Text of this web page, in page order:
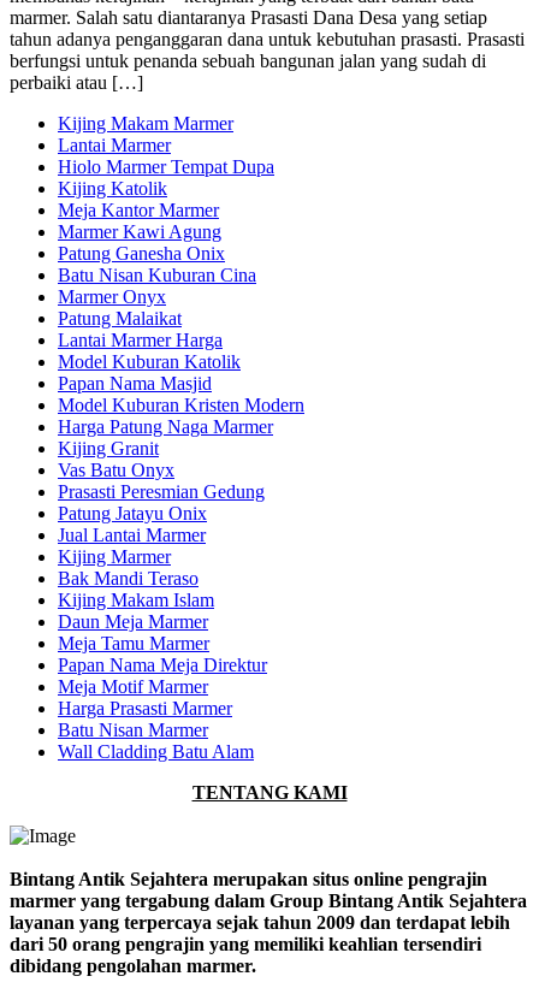
marmer. Salah satu diantaranya Prasasti Dana Desa yang setiap
tahun adanya penganggaran dana untuk kebutuhan prasasti. Prasasti
berfungsi untuk penanda sebuah bangunan jalan yang sudah di
perbaiki atau […]
Kijing Makam Marmer
Lantai Marmer
Hiolo Marmer Tempat Dupa
Kijing Katolik
Meja Kantor Marmer
Marmer Kawi Agung
Patung Ganesha Onix
Batu Nisan Kuburan Cina
Marmer Onyx
Patung Malaikat
Lantai Marmer Harga
Model Kuburan Katolik
Papan Nama Masjid
Model Kuburan Kristen Modern
Harga Patung Naga Marmer
Kijing Granit
Vas Batu Onyx
Prasasti Peresmian Gedung
Patung Jatayu Onix
Jual Lantai Marmer
Kijing Marmer
Bak Mandi Teraso
Kijing Makam Islam
Daun Meja Marmer
Meja Tamu Marmer
Papan Nama Meja Direktur
Meja Motif Marmer
Harga Prasasti Marmer
Batu Nisan Marmer
Wall Cladding Batu Alam
TENTANG KAMI
Bintang Antik Sejahtera merupakan situs online pengrajin
marmer yang tergabung dalam Group Bintang Antik Sejahtera
layanan yang terpercaya sejak tahun 2009 dan terdapat lebih
dari 50 orang pengrajin yang memiliki keahlian tersendiri
dibidang pengolahan marmer.